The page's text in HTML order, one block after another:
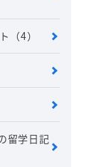
（4）
留学日記